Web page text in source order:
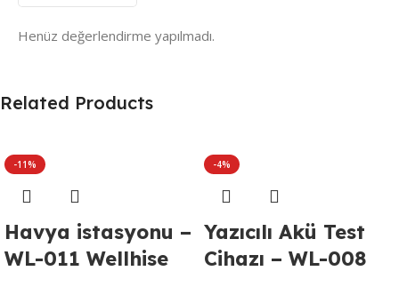
Henüz değerlendirme yapılmadı.
Related Products
-11%
Havya istasyonu –
WL-011 Wellhise
-4%
Yazıcılı Akü Test
Cihazı – WL-008